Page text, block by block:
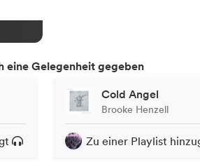
eine Gelegenheit gegeben
Cold Angel
Brooke Henzell
Zu einer Playlist